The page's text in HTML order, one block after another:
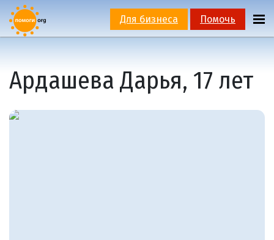
Для бизнеса Помочь
Ардашева Дарья, 17 лет